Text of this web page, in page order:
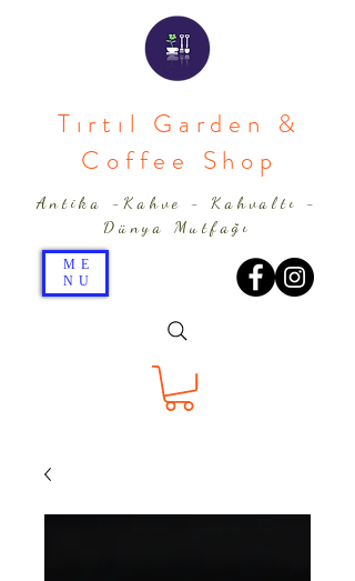
Tırtıl Garden &
Coffee Shop
ME
NU
Antika -Kahve - Kahvaltı -
Dünya Mutfağı